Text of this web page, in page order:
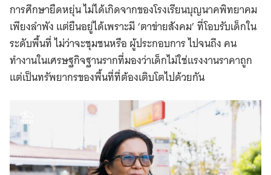
การศึกษายืดหยุ่น ไม่ได้เกิดจากของโรงเรียนบุญนาคพิทยาคม
เพียงลำพัง แต่ยืนอยู่ได้เพราะมี ‘ตาข่ายสังคม’ ที่โอบรับเด็กใน
ระดับพื้นที่ ไม่ว่าจะชุมชนหรือ ผู้ประกอบการ ไปจนถึง คน
ทำงานในเศรษฐกิจฐานรากที่มองว่าเด็กไม่ใช่แรงงานราคาถูก
แต่เป็นทรัพยากรของพื้นที่ที่ต้องเติบโตไปด้วยกัน